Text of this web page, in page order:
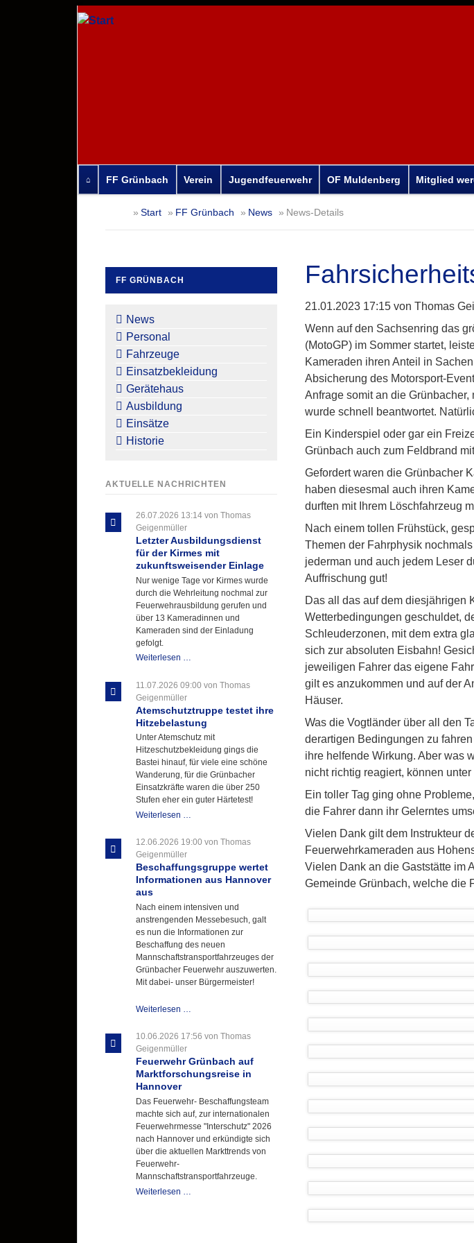
FF Grünbach Verein Jugendfeuerwehr OF Muldenberg Mitglied
überspringen
Start FF Grünbach News News-Details
21.01.2023 17:15 von Thomas
Wenn auf den Sachsenring das
(MotoGP) im Sommer startet,
Kameraden ihren Anteil in
Absicherung des Motorsport-
Anfrage somit an die
wurde schnell beantwortet.
Ein Kinderspiel oder gar ein
Grünbach auch zum Feldbrand
Gefordert waren die Grünbacher
haben diesesmal auch ihren
durften mit Ihrem Löschfahrzeug
Nach einem tollen Frühstück,
Themen der Fahrphysik
jederman und auch jedem Leser
Auffrischung gut!
Das all das auf dem diesjährigen
Wetterbedingungen geschuldet,
Schleuderzonen, mit dem extra
sich zur absoluten Eisbahn!
jeweiligen Fahrer das eigene
gilt es anzukommen und auf der
Häuser.
Was die Vogtländer über all den
derartigen Bedingungen zu
ihre helfende Wirkung. Aber was
nicht richtig reagiert, können
Ein toller Tag ging ohne
die Fahrer dann ihr Gelerntes
Vielen Dank gilt dem Instrukteur
Feuerwehrkameraden aus
Vielen Dank an die Gaststätte im
Gemeinde Grünbach, welche die
FF GRÜNBACH
überspringen
News
Personal
Fahrzeuge
Einsatzbekleidung
Gerätehaus
Ausbildung
Einsätze
Historie
AKTUELLE NACHRICHTEN
26.07.2026 13:14 von Thomas
Geigenmüller
Letzter Ausbildungsdienst
für der Kirmes mit
zukunftsweisender Einlage
Nur wenige Tage vor Kirmes wurde
durch die Wehrleitung nochmal zur
Feuerwehrausbildung gerufen und
über 13 Kameradinnen und
Kameraden sind der Einladung
gefolgt.
Weiterlesen …
für
Kirmes
mit
zukunftsweisender
Einlage
11.07.2026 09:00 von Thomas
Geigenmüller
Atemschutztruppe testet ihre
Hitzebelastung
Unter Atemschutz mit
Hitzeschutzbekleidung gings die
Bastei hinauf, für viele eine schöne
Wanderung, für die Grünbacher
Einsatzkräfte waren die über 250
Stufen eher ein guter Härtetest!
Weiterlesen …
ihre
12.06.2026 19:00 von Thomas
Geigenmüller
Beschaffungsgruppe wertet
Informationen aus Hannover
aus
Nach einem intensiven und
anstrengenden Messebesuch, galt
es nun die Informationen zur
Beschaffung des neuen
Mannschaftstransportfahrzeuges der
Grünbacher Feuerwehr auszuwerten.
Mit dabei- unser Bürgermeister!
Weiterlesen …
Informationen
Hannover
aus
10.06.2026 17:56 von Thomas
Geigenmüller
Feuerwehr Grünbach auf
Marktforschungsreise in
Hannover
Das Feuerwehr- Beschaffungsteam
machte sich auf, zur internationalen
Feuerwehrmesse "Interschutz" 2026
nach Hannover und erkündigte sich
über die aktuellen Markttrends von
Feuerwehr-
Mannschaftstransportfahrzeuge.
Weiterlesen …